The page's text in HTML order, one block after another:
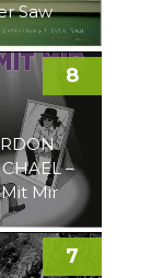
Saw
–
Mir
8
7